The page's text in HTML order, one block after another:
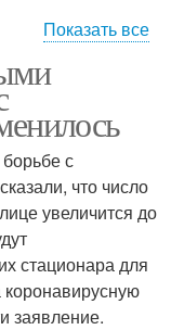
Показать все
с
что число
увеличится до
стационара для
заявление.